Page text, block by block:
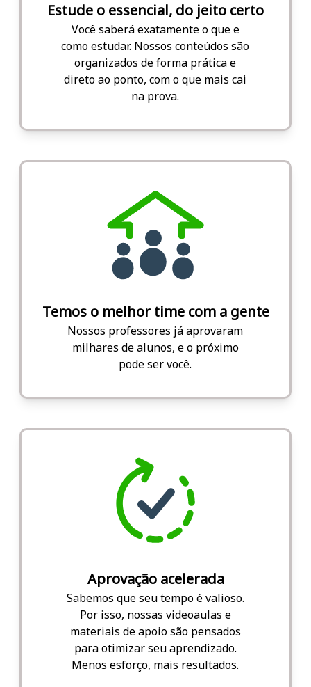
Estude o essencial, do jeito certo
Você saberá exatamente o que e
como estudar. Nossos conteúdos são
organizados de forma prática e
direto ao ponto, com o que mais cai
na prova.
Temos o melhor time com a gente
Nossos professores já aprovaram
milhares de alunos, e o próximo
pode ser você.
Aprovação acelerada
Sabemos que seu tempo é valioso.
Por isso, nossas videoaulas e
materiais de apoio são pensados
para otimizar seu aprendizado.
Menos esforço, mais resultados.